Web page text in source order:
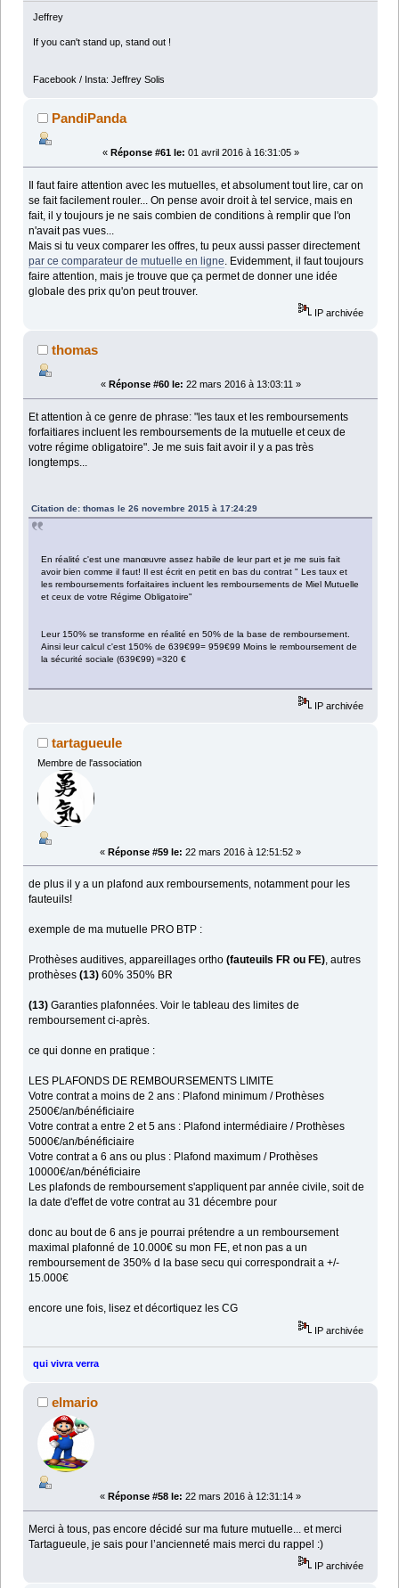
Jeffrey
If you can't stand up, stand out !
Facebook / Insta: Jeffrey Solis
PandiPanda
« Réponse #61 le: 01 avril 2016 à 16:31:05 »
Il faut faire attention avec les mutuelles, et absolument tout lire, car on
se fait facilement rouler... On pense avoir droit à tel service, mais en
fait, il y toujours je ne sais combien de conditions à remplir que l'on
n'avait pas vues...
Mais si tu veux comparer les offres, tu peux aussi passer directement
par ce comparateur de mutuelle en ligne. Evidemment, il faut toujours
faire attention, mais je trouve que ça permet de donner une idée
globale des prix qu'on peut trouver.
IP archivée
thomas
« Réponse #60 le: 22 mars 2016 à 13:03:11 »
Et attention à ce genre de phrase: "les taux et les remboursements
forfaitiares incluent les remboursements de la mutuelle et ceux de
votre régime obligatoire". Je me suis fait avoir il y a pas très
longtemps...
Citation de: thomas le 26 novembre 2015 à 17:24:29
En réalité c'est une manœuvre assez habile de leur part et je me suis fait
avoir bien comme il faut! Il est écrit en petit en bas du contrat " Les taux et
les remboursements forfaitaires incluent les remboursements de Miel Mutuelle
et ceux de votre Régime Obligatoire"
Leur 150% se transforme en réalité en 50% de la base de remboursement.
Ainsi leur calcul c'est 150% de 639€99= 959€99 Moins le remboursement de
la sécurité sociale (639€99) =320 €
IP archivée
tartagueule
Membre de l'association
« Réponse #59 le: 22 mars 2016 à 12:51:52 »
de plus il y a un plafond aux remboursements, notamment pour les
fauteuils!
exemple de ma mutuelle PRO BTP :
Prothèses auditives, appareillages ortho(fauteuils FR ou FE), autres
prothèses(13) 60% 350% BR
(13) Garanties plafonnées. Voir le tableau des limites de
remboursement ci-après.
ce qui donne en pratique :
LES PLAFONDS DE REMBOURSEMENTS LIMITE
Votre contrat a moins de 2 ans : Plafond minimum / Prothèses
2500€/an/bénéficiaire
Votre contrat a entre 2 et 5 ans : Plafond intermédiaire / Prothèses
5000€/an/bénéficiaire
Votre contrat a 6 ans ou plus : Plafond maximum / Prothèses
10000€/an/bénéficiaire
Les plafonds de remboursement s'appliquent par année civile, soit de
la date d'effet de votre contrat au 31 décembre pour
donc au bout de 6 ans je pourrai prétendre a un remboursement
maximal plafonné de 10.000€ su mon FE, et non pas a un
remboursement de 350% d la base secu qui correspondrait a +/-
15.000€
encore une fois, lisez et décortiquez les CG
IP archivée
qui vivra verra
elmario
« Réponse #58 le: 22 mars 2016 à 12:31:14 »
Merci à tous, pas encore décidé sur ma future mutuelle... et merci
Tartagueule, je sais pour l’ancienneté mais merci du rappel :)
IP archivée